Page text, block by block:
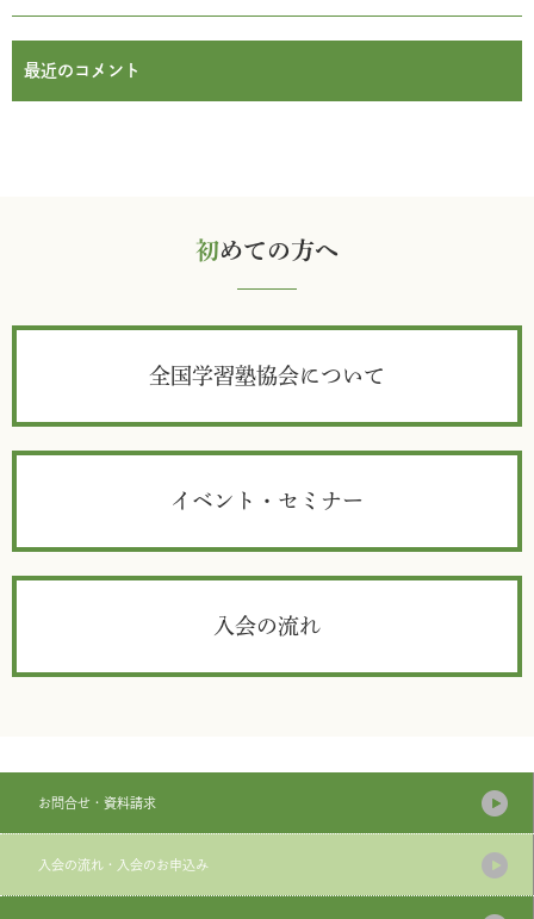
最近のコメント
初めての方へ
全国学習塾協会について
イベント・セミナー
入会の流れ
お問合せ・資料請求
入会の流れ・入会のお申込み